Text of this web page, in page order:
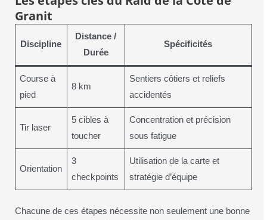
Granit
Discipline
Distance /
Durée
Spécificités
Course à
pied
8 km
Sentiers côtiers et reliefs
accidentés
Tir laser
5 cibles à
toucher
Concentration et précision
sous fatigue
Orientation
3
checkpoints
Utilisation de la carte et
stratégie d’équipe
Chacune de ces étapes nécessite non seulement une bonne